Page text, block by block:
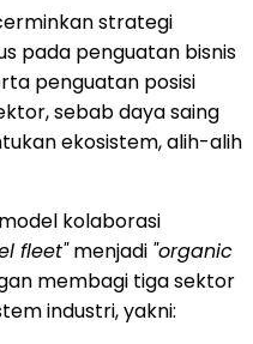
strategi
pada penguatan bisnis
penguatan posisi
sebab daya saing
ekosistem, alih-alih
kolaborasi
fleet"menjadi "organic
membagi tiga sektor
industri, yakni: